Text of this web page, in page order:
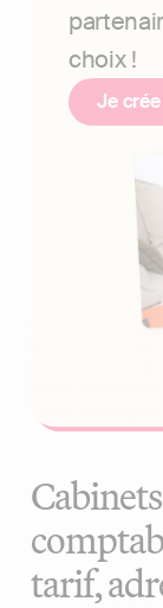
choix !
Je
tarif,